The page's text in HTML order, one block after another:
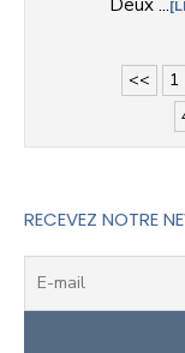
Deux ...
<< 1
RECEVEZ NOTRE